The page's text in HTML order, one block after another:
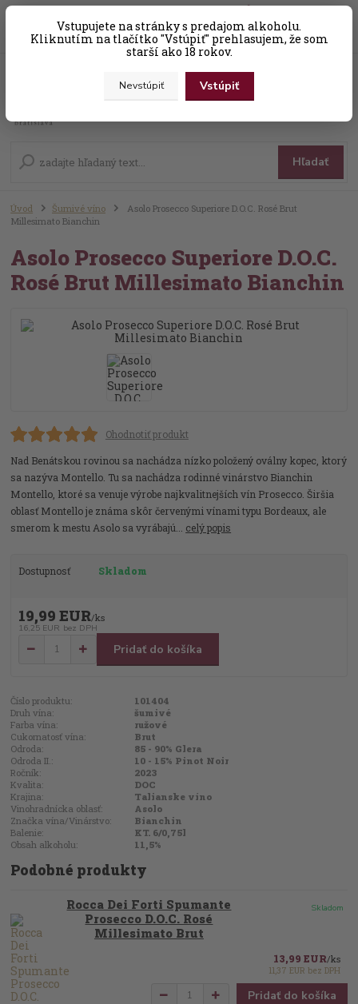
Vstupujete na stránky s predajom alkoholu.
Kliknutím na tlačítko "Vstúpiť" prehlasujem, že som
starší ako 18 rokov.
Nevstúpiť Vstúpiť
Hľadať
+421 (0) 31 56 25 377-8 za0,00 EUR
Úvod Šumivé víno
Asolo Prosecco Superiore D.O.C. Rosé Brut
Millesimato Bianchin
Asolo Prosecco Superiore D.O.C.
Rosé Brut Millesimato Bianchin
Ohodnotiť produkt
Nad Benátskou rovinou sa nachádza nízko položený oválny kopec, ktorý
sa nazýva Montello. Tu sa nachádza rodinné vinárstvo Bianchin
Montello, ktoré sa venuje výrobe najkvalitnejších vín Prosecco. Širšia
oblasť Montello je známa skôr červenými vínami typu Bordeaux, ale
smerom k mestu Asolo sa vyrábajú... celý popis
Dostupnosť Skladom
19,99 EUR/ks
16,25 EUR bez DPH
Pridať do košíka
Číslo produktu:
101404
Druh vína:
šumivé
Farba vína:
ružové
Cukornatosť vína:
Brut
Odroda:
85 - 90% Glera
Odroda II.:
10 - 15% Pinot Noir
Ročník:
2023
Kvalita:
DOC
Krajina:
Talianske víno
Vinohradnícka oblasť:
Asolo
Značka vína/Vinárstvo:
Bianchin
Balenie:
KT. 6/0,75l
Obsah alkoholu:
11,5%
Podobné produkty
Rocca Dei Forti Spumante
Prosecco D.O.C. Rosé
Millesimato Brut
13,99 EUR/ks
11,37 EURbez DPH
Skladom
Pridať do košíka